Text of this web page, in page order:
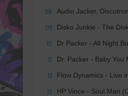
08 Audio Jacker,
09 Disko Junkie - The
10 Dr Packer - All Night
11 Dr. Packer - Baby You
12 Flow Dynamics - Live
13 HP Vince - Soul Man